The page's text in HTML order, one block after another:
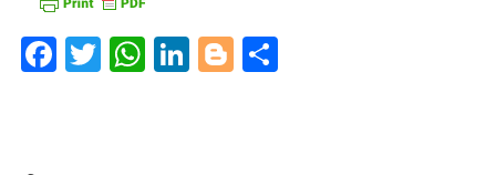
Facebook
TwitterWhatsApp
LinkedIn
Blogger